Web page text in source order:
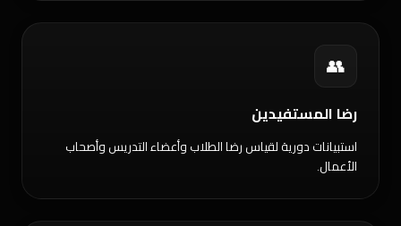
👥
رضا المستفيدين
استبيانات دورية لقياس رضا الطلاب وأعضاء التدريس وأصحاب
الأعمال.